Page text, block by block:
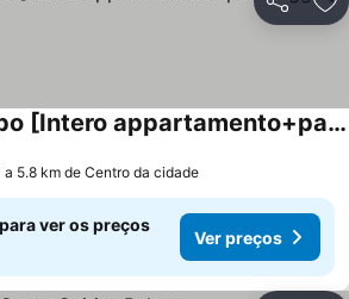
Partilhar
La casa di Jacopo [Intero appartamento+parcheggio]
a 5.8 km de Centro da cidade
ver os preços
Ver preços